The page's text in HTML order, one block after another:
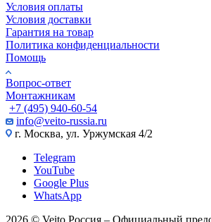
Условия оплаты
Условия доставки
Гарантия на товар
Политика конфиденциальности
Помощь
Вопрос-ответ
Монтажникам
+7 (495) 940-60-54
info@veito-russia.ru
г. Москва, ул. Уржумская 4/2
Telegram
YouTube
Google Plus
WhatsApp